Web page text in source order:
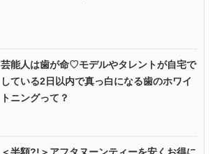
芸能人は歯が命♡モデルやタレントが自宅で
している2日以内で真っ白になる歯のホワイ
トニングって？